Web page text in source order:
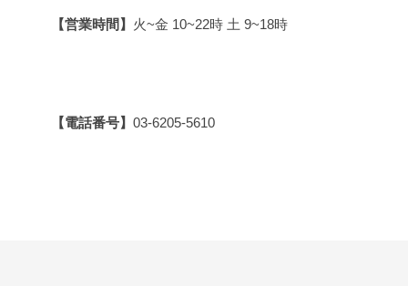
【営業時間】 火~金 10~22時 土 9~18時
【電話番号】 03-6205-5610